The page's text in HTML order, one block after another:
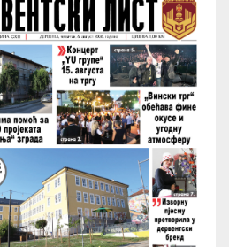
H